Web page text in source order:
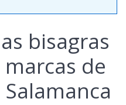
bisagras
de